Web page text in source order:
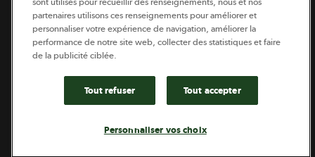
Coopérateur est publié par Sollio Groupe Coopératif.
Il est l’outil d’information de la coopération agricole
québécoise.
partenaires utilisons ces renseignements pour améliorer et
personnaliser votre expérience de navigation, améliorer la
performance de notre site web, collecter des statistiques et faire
de la publicité ciblée.
Tout refuser Tout accepter
Personnaliser vos choix